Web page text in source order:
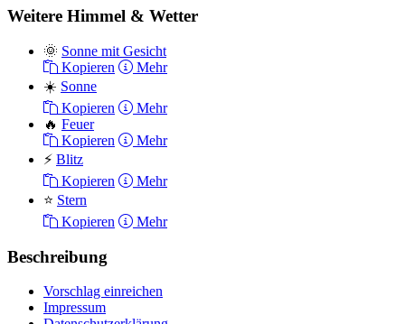
Weitere Himmel & Wetter
🌞 Sonne mit Gesicht
Kopieren
Mehr
☀️ Sonne
Kopieren
Mehr
🔥 Feuer
Kopieren
Mehr
⚡ Blitz
Kopieren
Mehr
⭐ Stern
Kopieren
Mehr
Beschreibung
Vorschlag einreichen
Impressum